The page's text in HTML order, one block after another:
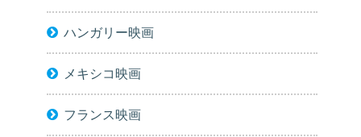
ハンガリー映画
メキシコ映画
フランス映画